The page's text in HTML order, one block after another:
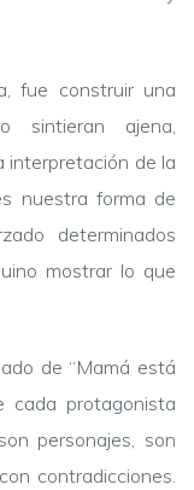
fue construir una
sintieran ajena,
interpretación de la
nuestra forma de
determinados
mostrar lo que
de “Mamá está
cada protagonista
personajes, son
contradicciones.